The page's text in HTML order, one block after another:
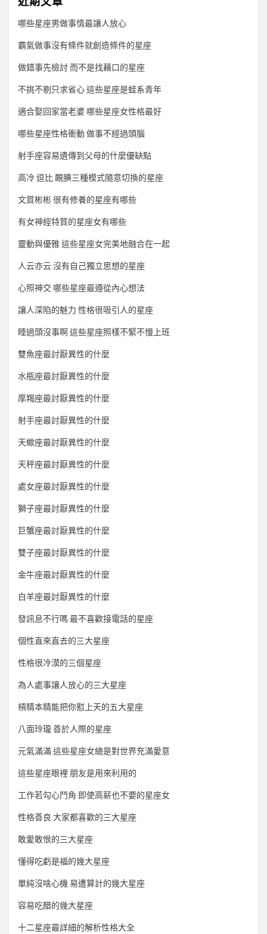
哪些星座男做事情最讓人放心
霸氣做事沒有條件就創造條件的星座
做錯事先檢討 而不是找藉口的星座
不挑不剔只求省心 這些星座是蛙系青年
適合娶回家當老婆 哪些星座女性格最好
哪些星座性格衝動 做事不經過頭腦
射手座容易遺傳到父母的什麼優缺點
高冷 逗比 靦腆三種模式隨意切換的星座
文質彬彬 很有修養的星座有哪些
有女神經特質的星座女有哪些
靈動與優雅 這些星座女完美地融合在一起
人云亦云 沒有自己獨立思想的星座
心照神交 哪些星座最遵從內心想法
讓人深陷的魅力 性格很吸引人的星座
睡過頭沒事啊 這些星座照樣不緊不慢上班
雙魚座最討厭異性的什麼
水瓶座最討厭異性的什麼
摩羯座最討厭異性的什麼
射手座最討厭異性的什麼
天蠍座最討厭異性的什麼
天秤座最討厭異性的什麼
處女座最討厭異性的什麼
獅子座最討厭異性的什麼
巨蟹座最討厭異性的什麼
雙子座最討厭異性的什麼
金牛座最討厭異性的什麼
白羊座最討厭異性的什麼
發訊息不行嗎 最不喜歡接電話的星座
個性直來直去的三大星座
性格很冷漠的三個星座
為人處事讓人放心的三大星座
槓精本精能把你懟上天的五大星座
八面玲瓏 善於人際的星座
元氣滿滿 這些星座女總是對世界充滿愛意
這些星座眼裡 朋友是用來利用的
工作若勾心鬥角 即使高薪也不要的星座女
性格善良 大家都喜歡的三大星座
敢愛敢恨的三大星座
懂得吃虧是福的幾大星座
單純沒啥心機 易遭算計的幾大星座
容易吃醋的幾大星座
十二星座最詳細的解析性格大全